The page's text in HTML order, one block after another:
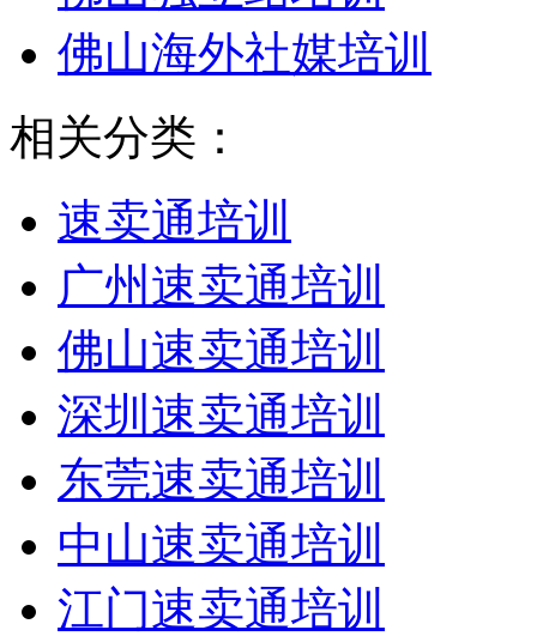
佛山海外社媒培训
相关分类：
速卖通培训
广州速卖通培训
佛山速卖通培训
深圳速卖通培训
东莞速卖通培训
中山速卖通培训
江门速卖通培训